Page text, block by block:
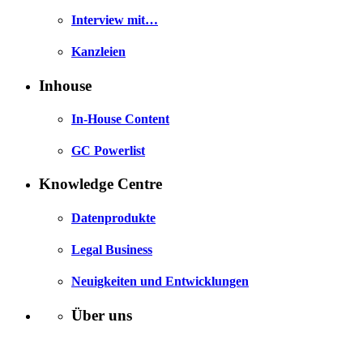
Interview mit…
Kanzleien
Inhouse
In-House Content
GC Powerlist
Knowledge Centre
Datenprodukte
Legal Business
Neuigkeiten und Entwicklungen
Über uns